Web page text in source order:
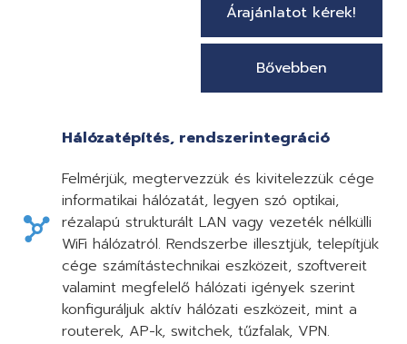
Árajánlatot kérek!
Bővebben
Hálózatépítés, rendszerintegráció
Felmérjük, megtervezzük és kivitelezzük cége
informatikai hálózatát, legyen szó optikai,
rézalapú strukturált LAN vagy vezeték nélkülli
WiFi hálózatról. Rendszerbe illesztjük, telepítjük
cége számítástechnikai eszközeit, szoftvereit
valamint megfelelő hálózati igények szerint
konfiguráljuk aktív hálózati eszközeit, mint a
routerek, AP-k, switchek, tűzfalak, VPN.